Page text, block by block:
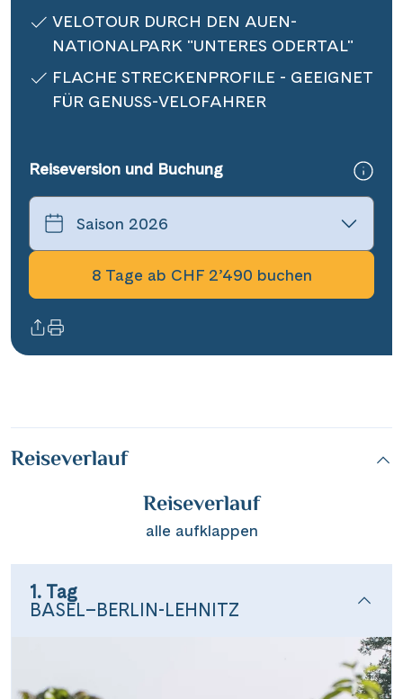
Kundenlogin
VELOTOUR DURCH DEN AUEN-
NATIONALPARK "UNTERES ODERTAL"
FLACHE STRECKENPROFILE - GEEIGNET
FÜR GENUSS-VELOFAHRER
Reiseversion und Buchung
8 Tage ab CHF 2’490 buchen
Reiseverlauf
Reiseverlauf
alle aufklappen
1. Tag
BASEL–BERLIN-LEHNITZ